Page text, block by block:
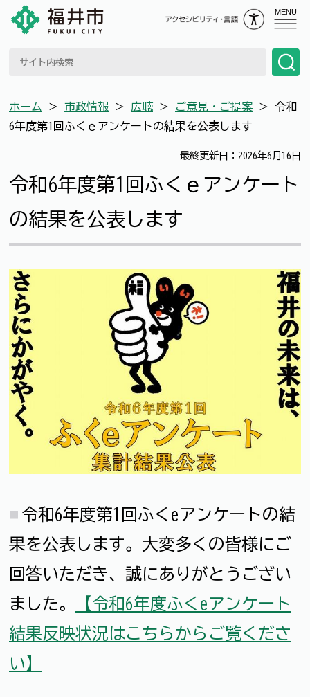
MENU
ホーム ＞ 市政情報 ＞ 広聴 ＞ ご意見・ご提案 ＞ 令和
6年度第1回ふくｅアンケートの結果を公表します
最終更新日：2026年6月16日
令和6年度第1回ふくｅアンケート
の結果を公表します
令和6年度第1回ふくeアンケートの結
果を公表します。大変多くの皆様にご
回答いただき、誠にありがとうござい
ました。
【令和6年度ふくeアンケート
結果反映状況はこちらからご覧くださ
い】